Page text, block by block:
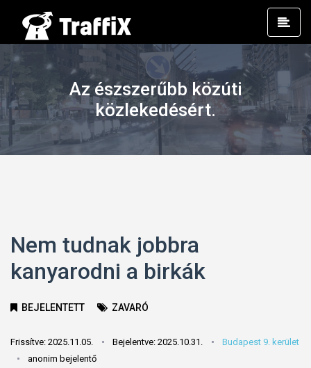
Az észszerűbb közúti
közlekedésért.
Nem tudnak jobbra
kanyarodni a birkák
BEJELENTETT ZAVARÓ
Frissítve: 2025.11.05. Bejelentve: 2025.10.31.
Budapest 9. kerület
anonim bejelentő